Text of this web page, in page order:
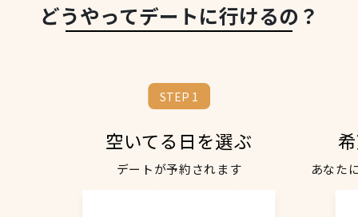
どうやってデートに行けるの？
STEP 1
空いてる日を選ぶ
デートが予約されます あなた